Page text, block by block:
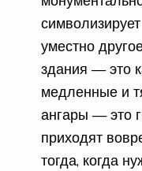
уместно
здания — это
медленные и
ангары — это
приходят
тогда, когда